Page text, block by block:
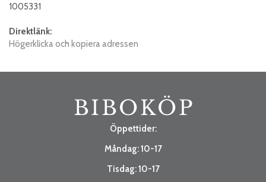
1005331
Direktlänk:
Högerklicka och kopiera adressen
Öppettider:
Måndag: 10-17
Tisdag: 10-17